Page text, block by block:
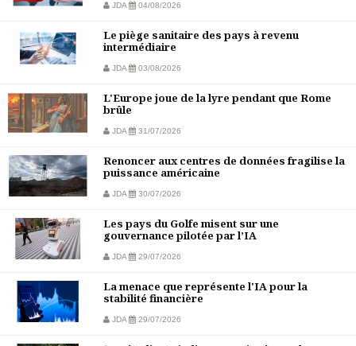
JDA 04/08/2026
Le piège sanitaire des pays à revenu
intermédiaire
JDA 03/08/2026
L'Europe joue de la lyre pendant que Rome
brûle
JDA 31/07/2026
Renoncer aux centres de données fragilise la
puissance américaine
JDA 30/07/2026
Les pays du Golfe misent sur une
gouvernance pilotée par l’IA
JDA 29/07/2026
La menace que représente l'IA pour la
stabilité financière
JDA 29/07/2026